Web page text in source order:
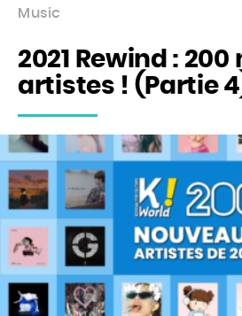
Music
2021 Rewind :
artistes ! (Partie